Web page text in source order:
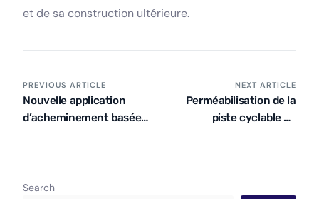
et de sa construction ultérieure.
PREVIOUS ARTICLE
Nouvelle application
d’acheminement basée
entités et les
NEXT ARTICLE
Perméabilisation de la
piste cyclable de
Search